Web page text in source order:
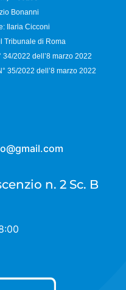
Bonanni
Ilaria Cicconi
Tribunale di Roma
34/2022 dell’8 marzo 2022
35/2022 dell’8 marzo 2022
n. 2 Sc. B